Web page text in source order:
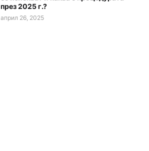
през 2025 г.?
април 26, 2025